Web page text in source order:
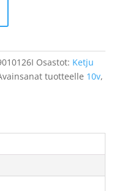
Osastot: Ketju
tuotteelle 10v,